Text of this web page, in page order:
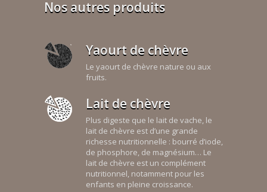
Nos autres produits
Yaourt de chèvre
Le yaourt de chèvre nature ou aux
fruits.
Lait de chèvre
Plus digeste que le lait de vache, le
lait de chèvre est d’une grande
richesse nutritionnelle : bourré d’iode,
de phosphore, de magnésium… Le
lait de chèvre est un complément
nutritionnel, notamment pour les
enfants en pleine croissance.